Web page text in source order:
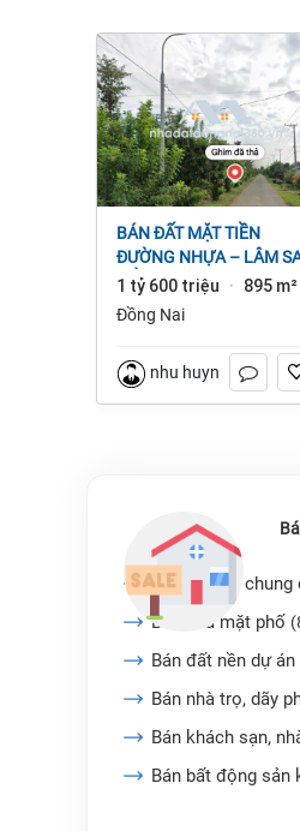
BÁN ĐẤT MẶT TIỀN
ĐƯỜNG NHỰA – LÂM
CẨM MỸ, ĐỒNG NAI.
1 tỷ 600 triệu · 895 m²
Đồng Nai
nhu huynh
Bán căn hộ chung
Bán nhà mặt phố
Bán đất nền dự án
Bán nhà trọ, dãy
Bán khách sạn,
Bán bất động sản